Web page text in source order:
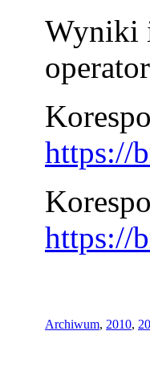
Wyniki
https://
https://
Archiwum, 2010,